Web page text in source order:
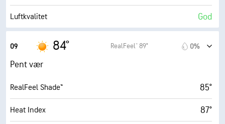
Skydekke 30000 fot
Luftkvalitet God
Maks. UV-indeks
Vindkast
Fuktighet 58%
Duggpunkt 66° F
09 84° RealFeel® 89° 0%
Pent vær
RealFeel Shade™ 85°
Heat Index 87°